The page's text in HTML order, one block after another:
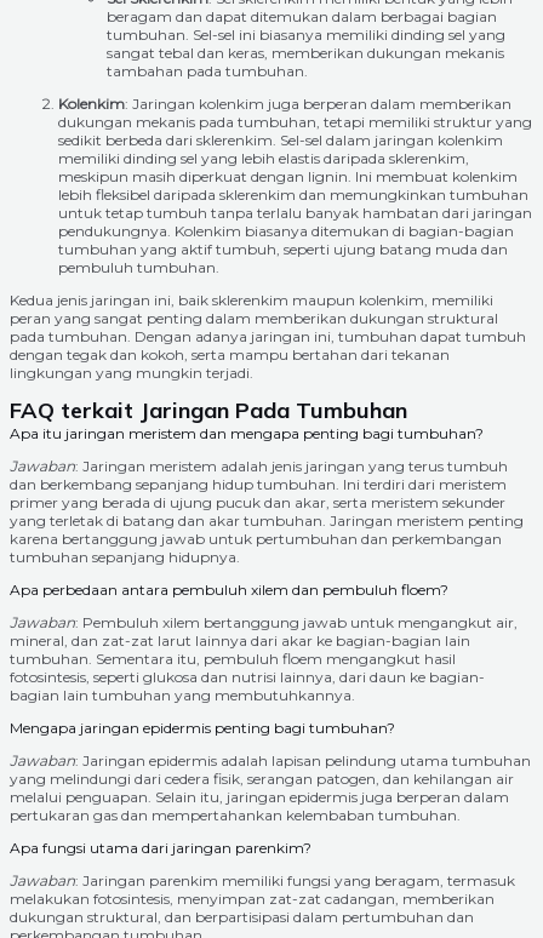
beragam dan dapat ditemukan dalam berbagai bagian
tumbuhan. Sel-sel ini biasanya memiliki dinding sel yang
sangat tebal dan keras, memberikan dukungan mekanis
tambahan pada tumbuhan.
Kolenkim: Jaringan kolenkim juga berperan dalam memberikan
dukungan mekanis pada tumbuhan, tetapi memiliki struktur yang
sedikit berbeda dari sklerenkim. Sel-sel dalam jaringan kolenkim
memiliki dinding sel yang lebih elastis daripada sklerenkim,
meskipun masih diperkuat dengan lignin. Ini membuat kolenkim
lebih fleksibel daripada sklerenkim dan memungkinkan tumbuhan
untuk tetap tumbuh tanpa terlalu banyak hambatan dari jaringan
pendukungnya. Kolenkim biasanya ditemukan di bagian-bagian
tumbuhan yang aktif tumbuh, seperti ujung batang muda dan
pembuluh tumbuhan.
Kedua jenis jaringan ini, baik sklerenkim maupun kolenkim, memiliki
peran yang sangat penting dalam memberikan dukungan struktural
pada tumbuhan. Dengan adanya jaringan ini, tumbuhan dapat tumbuh
dengan tegak dan kokoh, serta mampu bertahan dari tekanan
lingkungan yang mungkin terjadi.
FAQ terkait Jaringan Pada Tumbuhan
Apa itu jaringan meristem dan mengapa penting bagi tumbuhan?
Jawaban: Jaringan meristem adalah jenis jaringan yang terus tumbuh
dan berkembang sepanjang hidup tumbuhan. Ini terdiri dari meristem
primer yang berada di ujung pucuk dan akar, serta meristem sekunder
yang terletak di batang dan akar tumbuhan. Jaringan meristem penting
karena bertanggung jawab untuk pertumbuhan dan perkembangan
tumbuhan sepanjang hidupnya.
Apa perbedaan antara pembuluh xilem dan pembuluh floem?
Jawaban: Pembuluh xilem bertanggung jawab untuk mengangkut air,
mineral, dan zat-zat larut lainnya dari akar ke bagian-bagian lain
tumbuhan. Sementara itu, pembuluh floem mengangkut hasil
fotosintesis, seperti glukosa dan nutrisi lainnya, dari daun ke bagian-
bagian lain tumbuhan yang membutuhkannya.
Mengapa jaringan epidermis penting bagi tumbuhan?
Jawaban: Jaringan epidermis adalah lapisan pelindung utama tumbuhan
yang melindungi dari cedera fisik, serangan patogen, dan kehilangan air
melalui penguapan. Selain itu, jaringan epidermis juga berperan dalam
pertukaran gas dan mempertahankan kelembaban tumbuhan.
Apa fungsi utama dari jaringan parenkim?
Jawaban: Jaringan parenkim memiliki fungsi yang beragam, termasuk
melakukan fotosintesis, menyimpan zat-zat cadangan, memberikan
dukungan struktural, dan berpartisipasi dalam pertumbuhan dan